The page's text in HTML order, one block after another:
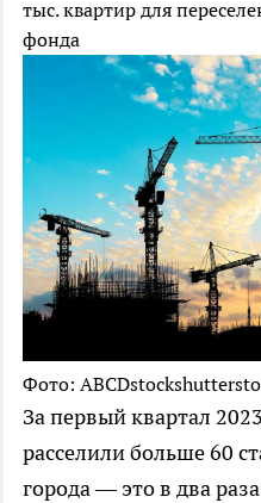
тыс. квартир для
фонда
Фото:
За первый квартал
расселили больше 60
города — это в два